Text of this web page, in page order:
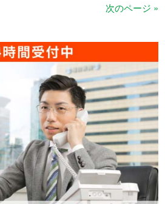
次のページ »